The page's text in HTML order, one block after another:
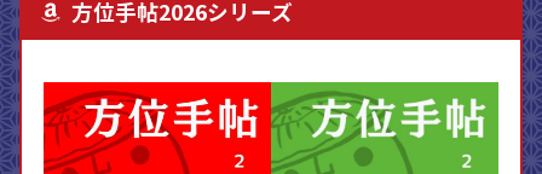
方位手帖2026シリーズ